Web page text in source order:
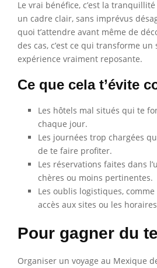
Le vrai bénéfice, c’est la
un cadre clair, sans imprévus
quoi t’attendre avant même de
des cas, c’est ce qui transforme un
expérience vraiment reposante.
Ce que cela t’évite
Les hôtels mal situés qui te
chaque jour.
Les journées trop chargées
de te faire profiter.
Les réservations faites dans
chères ou moins pertinentes.
Les oublis logistiques,
accès aux sites ou les
Pour gagner du
Organiser un voyage au Mexique